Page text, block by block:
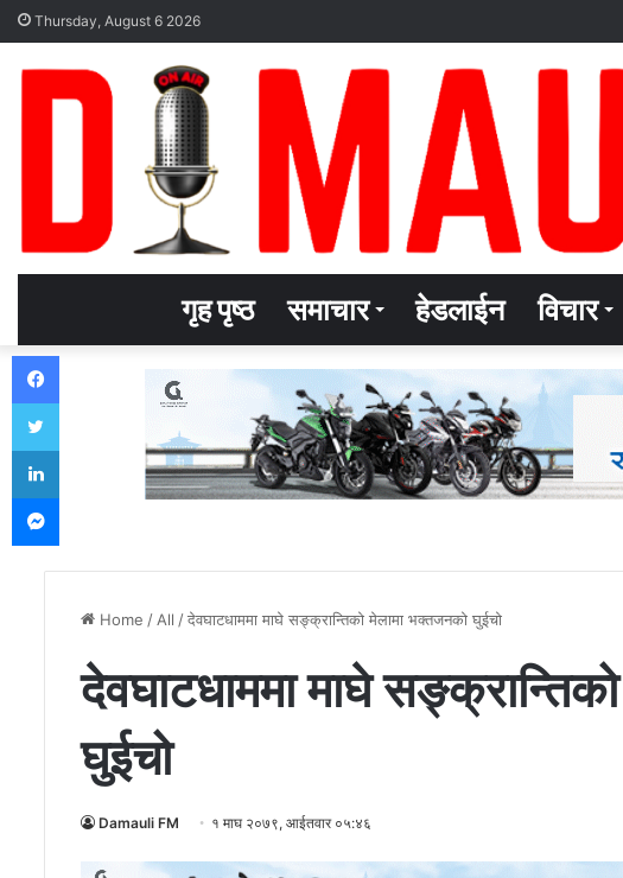
Thursday, August 6 2026
गृह पृष्ठ समाचार हेडलाईन विचार
Home / All /देवघाटधाममा माघे सङ्क्रान्तिको मेलामा भक्तजनको घुईचो
देवघाटधाममा माघे
घुईचो
Damauli FM १ माघ २०७९, आईतवार ०५:४६